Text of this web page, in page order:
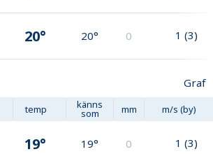
20° 20° 0 1 (3)
Graf
temp känns
som mm m/s (by)
19° 19° 0 1 (3)